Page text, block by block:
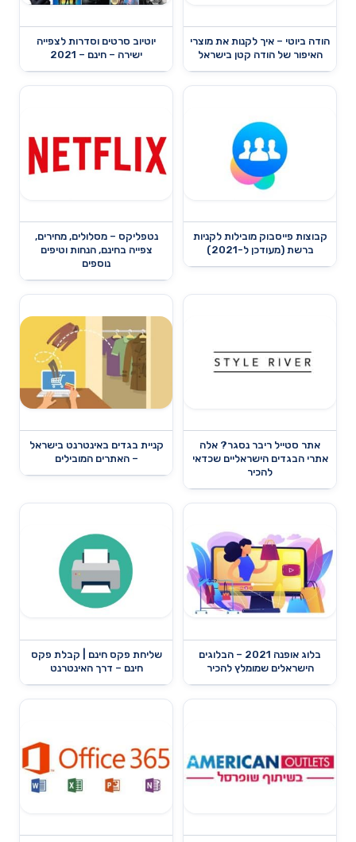
הודה ביוטי – איך לקנות את מוצרי
האיפור של הודה קטן בישראל
יוטיוב סרטים וסדרות לצפייה
ישירה – חינם – 2021
קבוצות פייסבוק מובילות לקניות
ברשת (מעודכן ל-2021)
נטפליקס – מסלולים, מחירים,
צפייה בחינם, הנחות וטיפים
נוספים
אתר סטייל ריבר נסגר? אלה
אתרי הבגדים הישראליים שכדאי
להכיר
קניית בגדים באינטרנט בישראל
– האתרים המובילים
בלוג אופנה 2021 – הבלוגים
הישראלים שמומלץ להכיר
שליחת פקס חינם | קבלת פקס
חינם – דרך האינטרנט